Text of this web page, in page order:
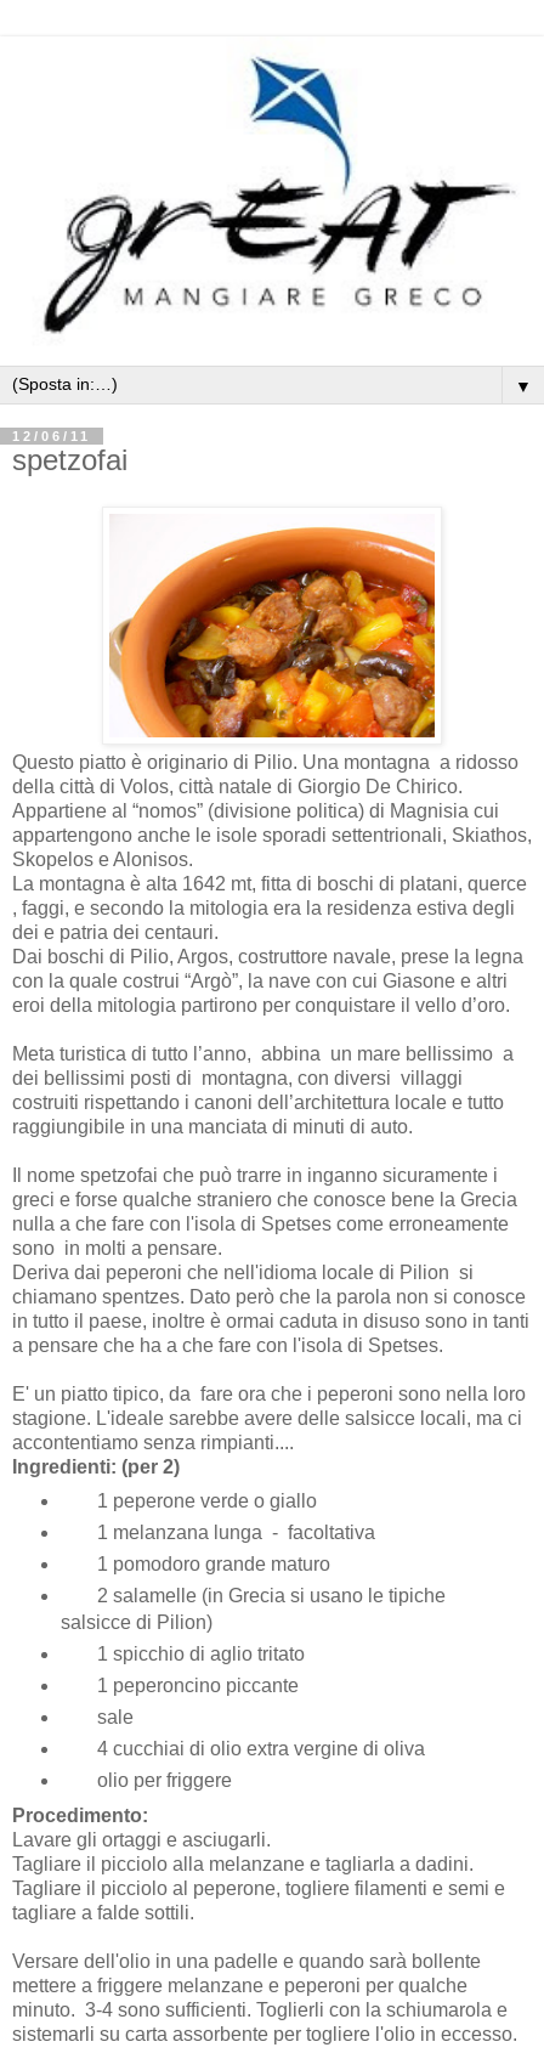
▼
12/06/11
spetzofai
Questo piatto è originario di Pilio. Una montagna a ridosso
della città di Volos, città natale di Giorgio De Chirico.
Appartiene al “nomos” (divisione politica) di Magnisia cui
appartengono anche le isole sporadi settentrionali, Skiathos,
Skopelos e Alonisos.
La montagna è alta 1642 mt, fitta di boschi di platani, querce
, faggi, e secondo la mitologia era la residenza estiva degli
dei e patria dei centauri.
Dai boschi di Pilio, Argos, costruttore navale, prese la legna
con la quale costrui “Argò”, la nave con cui Giasone e altri
eroi della mitologia partirono per conquistare il vello d’oro.
Meta turistica di tutto l’anno, abbina un mare bellissimo a
dei bellissimi posti di montagna, con diversi villaggi
costruiti rispettando i canoni dell’architettura locale e tutto
raggiungibile in una manciata di minuti di auto.
Il nome spetzofai che può trarre in inganno sicuramente i
greci e forse qualche straniero che conosce bene la Grecia
nulla a che fare con l'isola di Spetses come erroneamente
sono in molti a pensare.
Deriva dai peperoni che nell'idioma locale di Pilion si
chiamano spentzes. Dato però che la parola non si conosce
in tutto il paese, inoltre è ormai caduta in disuso sono in tanti
a pensare che ha a che fare con l'isola di Spetses.
E' un piatto tipico, da fare ora che i peperoni sono nella loro
stagione. L'ideale sarebbe avere delle salsicce locali, ma ci
accontentiamo senza rimpianti....
Ingredienti: (per 2)
1 peperone verde o giallo
1 melanzana lunga - facoltativa
1 pomodoro grande maturo
2 salamelle (in Grecia si usano le tipiche
salsicce di Pilion)
1 spicchio di aglio tritato
1 peperoncino piccante
sale
4 cucchiai di olio extra vergine di oliva
olio per friggere
Procedimento:
Lavare gli ortaggi e asciugarli.
Tagliare il picciolo alla melanzane e tagliarla a dadini.
Tagliare il picciolo al peperone, togliere filamenti e semi e
tagliare a falde sottili.
Versare dell'olio in una padelle e quando sarà bollente
mettere a friggere melanzane e peperoni per qualche
minuto. 3-4 sono sufficienti. Toglierli con la schiumarola e
sistemarli su carta assorbente per togliere l'olio in eccesso.